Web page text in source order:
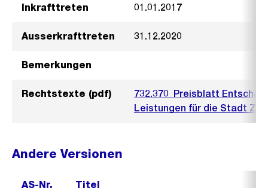
Inkrafttreten 01.01.2017
Ausserkrafttreten 31.12.2020
Bemerkungen
Rechtstexte (pdf)
732.370_Preisblatt
Leistungen für die Stadt
Andere Versionen
AS-Nr. Titel